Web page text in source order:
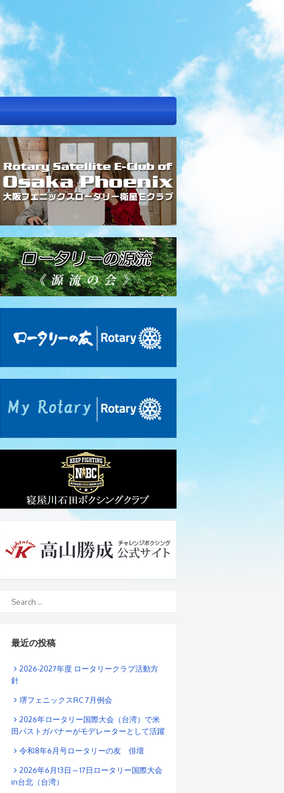
最近の投稿
2026-2027年度 ロータリークラブ活動方
針
堺フェニックスRC 7月例会
2026年ロータリー国際大会（台湾）で米
田パストガバナーがモデレーターとして活躍
令和8年6月号ロータリーの友 俳壇
2026年6月13日～17日ロータリー国際大会
in台北（台湾）